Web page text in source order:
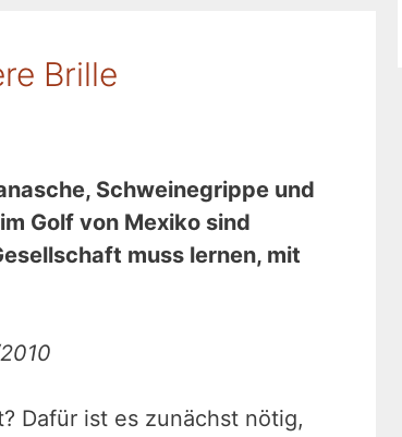
Brille
Schweinegrippe und
Golf von Mexiko sind
muss lernen, mit
Dafür ist es zunächst nötig,